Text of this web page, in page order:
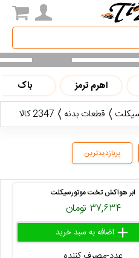
اهرم ترمز
باک
قطعات بدنه 2347 کالا
پربازدیدترین
ابر هواکش تخت موتورسیکلت
۳۷,۶۳۴ تومان
add